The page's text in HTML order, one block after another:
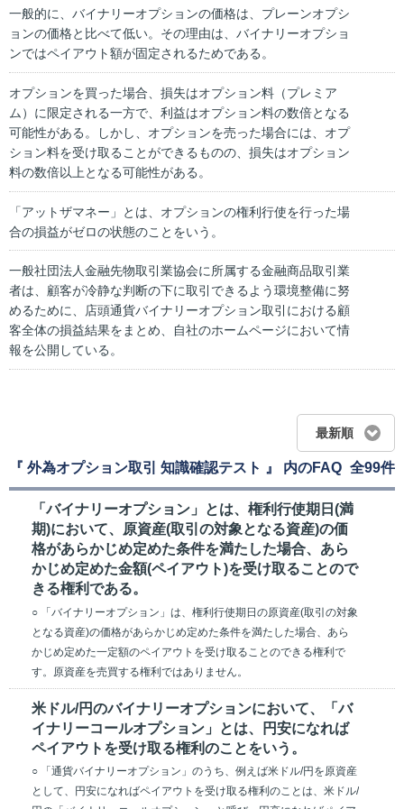
一般的に、バイナリーオプションの価格は、プレーンオプシ
ョンの価格と比べて低い。その理由は、バイナリーオプショ
ンではペイアウト額が固定されるためである。
オプションを買った場合、損失はオプション料（プレミア
ム）に限定される一方で、利益はオプション料の数倍となる
可能性がある。しかし、オプションを売った場合には、オプ
ション料を受け取ることができるものの、損失はオプション
料の数倍以上となる可能性がある。
「アットザマネー」とは、オプションの権利行使を行った場
合の損益がゼロの状態のことをいう。
一般社団法人金融先物取引業協会に所属する金融商品取引業
者は、顧客が冷静な判断の下に取引できるよう環境整備に努
めるために、店頭通貨バイナリーオプション取引における顧
客全体の損益結果をまとめ、自社のホームページにおいて情
報を公開している。
最新順
『 外為オプション取引 知識確認テスト 』 内のFAQ 全99件
「バイナリーオプション」とは、権利行使期日(満
期)において、原資産(取引の対象となる資産)の価
格があらかじめ定めた条件を満たした場合、あら
かじめ定めた金額(ペイアウト)を受け取ることので
きる権利である。
○ 「バイナリーオプション」は、権利行使期日の原資産(取引の対象
となる資産)の価格があらかじめ定めた条件を満たした場合、あら
かじめ定めた一定額のペイアウトを受け取ることのできる権利で
す。原資産を売買する権利ではありません。
米ドル/円のバイナリーオプションにおいて、「バ
イナリーコールオプション」とは、円安になれば
ペイアウトを受け取る権利のことをいう。
○ 「通貨バイナリーオプション」のうち、例えば米ドル/円を原資産
として、円安になればペイアウトを受け取る権利のことは、米ドル/